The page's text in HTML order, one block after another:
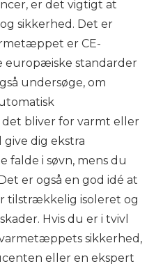
er det vigtigt at
sikkerhed. Det er
er CE-
standarder
undersøge, om
bliver for varmt eller
give dig ekstra
falde i søvn, mens du
er også en god idé at
tilstrækkelig isoleret og
Hvis du er i tvivl
sikkerhed,
eller en ekspert